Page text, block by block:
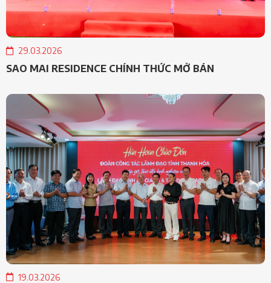
29.03.2026
SAO MAI RESIDENCE CHÍNH THỨC MỞ BÁN
19.03.2026